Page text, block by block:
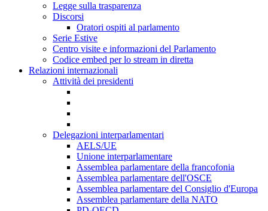
Legge sulla trasparenza
Discorsi
Oratori ospiti al parlamento
Serie Estive
Centro visite e informazioni del Parlamento
Codice embed per lo stream in diretta
Relazioni internazionali
Attività dei presidenti
Delegazioni interparlamentari
AELS/UE
Unione interparlamentare
Assemblea parlamentare della francofonia
Assemblea parlamentare dell'OSCE
Assemblea parlamentare del Consiglio d'Europa
Assemblea parlamentare della NATO